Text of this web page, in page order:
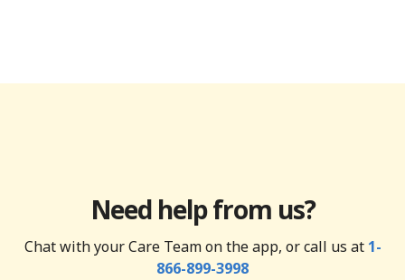
Need help from us?
Chat with your Care Team on the app, or call us at 1-
866-899-3998